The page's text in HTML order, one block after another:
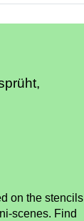
on the stencils
scenes. Find